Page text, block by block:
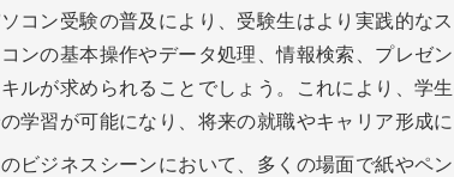
コン受験の普及により、受験生はより実践的な
ンの基本操作やデータ処理、情報検索、プレゼ
ルが求められることでしょう。これにより、学
学習が可能になり、将来の就職やキャリア形成
ビジネスシーンにおいて、多くの場面で紙やペ